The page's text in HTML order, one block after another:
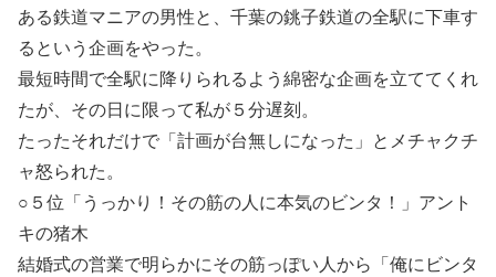
ある鉄道マニアの男性と、千葉の銚子鉄道の全駅に下車す
るという企画をやった。
最短時間で全駅に降りられるよう綿密な企画を立ててくれ
たが、その日に限って私が５分遅刻。
たったそれだけで「計画が台無しになった」とメチャクチ
ャ怒られた。
○５位「うっかり！その筋の人に本気のビンタ！」アント
キの猪木
結婚式の営業で明らかにその筋っぽい人から「俺にビンタ